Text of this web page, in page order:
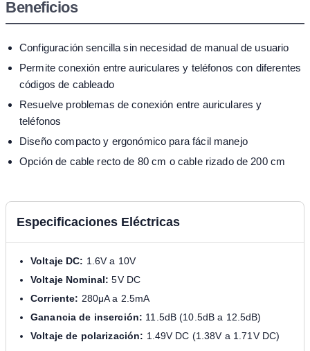
Beneficios
Configuración sencilla sin necesidad de manual de usuario
Permite conexión entre auriculares y teléfonos con diferentes
códigos de cableado
Resuelve problemas de conexión entre auriculares y
teléfonos
Diseño compacto y ergonómico para fácil manejo
Opción de cable recto de 80 cm o cable rizado de 200 cm
Especificaciones Eléctricas
Voltaje DC: 1.6V a 10V
Voltaje Nominal: 5V DC
Corriente: 280μA a 2.5mA
Ganancia de inserción: 11.5dB (10.5dB a 12.5dB)
Voltaje de polarización: 1.49V DC (1.38V a 1.71V DC)